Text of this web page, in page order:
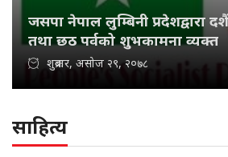
जसपा नेपाल लुम्बिनी प्रदेशद्वारा
तथा छठ पर्वको शुभकामना व्यक्त
शुक्रबार, असोज २९, २०७८
साहित्य